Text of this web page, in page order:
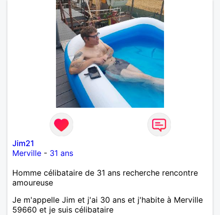
Jim21
Merville - 31 ans
Homme célibataire de 31 ans recherche rencontre
amoureuse
Je m'appelle Jim et j'ai 30 ans et j'habite à Merville
59660 et je suis célibataire